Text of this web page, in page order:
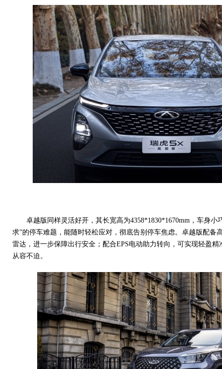
卓越版同样灵活好开，其长宽高为4358*1830*1670mm，车身小
求”的停车难题，能随时轻松应对，彻底告别停车焦虑。卓越版配备
雷达，进一步保障出行安全；配合EPS电动助力转向，可实现轻盈
从容不迫。